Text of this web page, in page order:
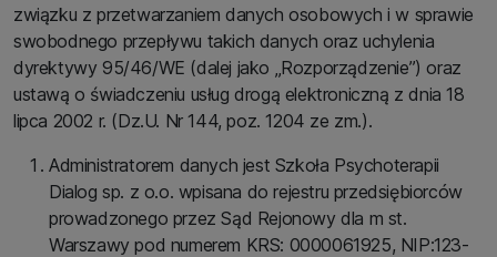
związku z przetwarzaniem danych osobowych i w sprawie
swobodnego przepływu takich danych oraz uchylenia
dyrektywy 95/46/WE (dalej jako „Rozporządzenie”) oraz
ustawą o świadczeniu usług drogą elektroniczną z dnia 18
lipca 2002 r. (Dz.U. Nr 144, poz. 1204 ze zm.).
Administratorem danych jest Szkoła Psychoterapii
Dialog sp. z o.o. wpisana do rejestru przedsiębiorców
prowadzonego przez Sąd Rejonowy dla m st.
Warszawy pod numerem KRS: 0000061925, NIP:123-